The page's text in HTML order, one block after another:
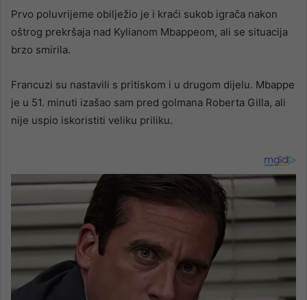
Prvo poluvrijeme obilježio je i kraći sukob igrača nakon
oštrog prekršaja nad Kylianom Mbappeom, ali se situacija
brzo smirila.
Francuzi su nastavili s pritiskom i u drugom dijelu. Mbappe
je u 51. minuti izašao sam pred golmana Roberta Gilla, ali
nije uspio iskoristiti veliku priliku.